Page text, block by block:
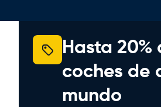
Hasta
coches de
mundo